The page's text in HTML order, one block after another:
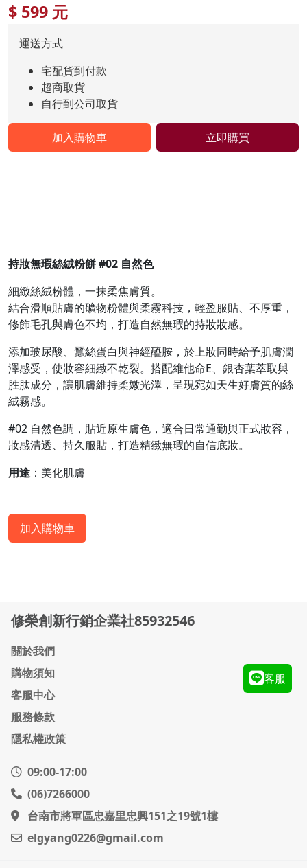
$ 599 元
運送方式
宅配貨到付款
超商取貨
自行到公司取貨
加入購物車 立即購買
持妝無瑕絲絨粉餅 #02 自然色
細緻絲絨粉體，一抹柔焦膚質。
結合滑順貼膚的礦物粉體與柔霧科技，輕盈服貼、不厚重，
修飾毛孔與膚色不均，打造自然無瑕的持妝妝感。
添加玻尿酸、蠶絲蛋白與神經醯胺，於上妝同時給予肌膚潤
澤感受，使妝容細緻不乾裂。搭配維他命E、銀杏葉萃取與
胜肽成分，讓肌膚維持柔嫩光澤，呈現宛如天生好膚質的絲
絨霧感。
#02 自然色調，貼近原生膚色，適合日常通勤與正式妝容，
妝感清透、持久服貼，打造精緻無瑕的自信底妝。
用途 ：美化肌膚
加入購物車
客服
修榮創新行銷企業社85932546
關於我們
購物須知
客服中心
服務條款
隱私權政策
09:00-17:00
(06)7266000
台南市將軍區忠嘉里忠興151之19號1樓
elgyang0226@gmail.com